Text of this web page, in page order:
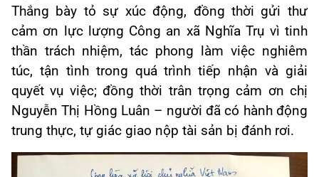
Thắng bày tỏ sự xúc động, đồng thời gửi thư
cảm ơn lực lượng Công an xã Nghĩa Trụ vì tinh
thần trách nhiệm, tác phong làm việc nghiêm
túc, tận tình trong quá trình tiếp nhận và giải
quyết vụ việc; đồng thời trân trọng cảm ơn chị
Nguyễn Thị Hồng Luân – người đã có hành động
trung thực, tự giác giao nộp tài sản bị đánh rơi.